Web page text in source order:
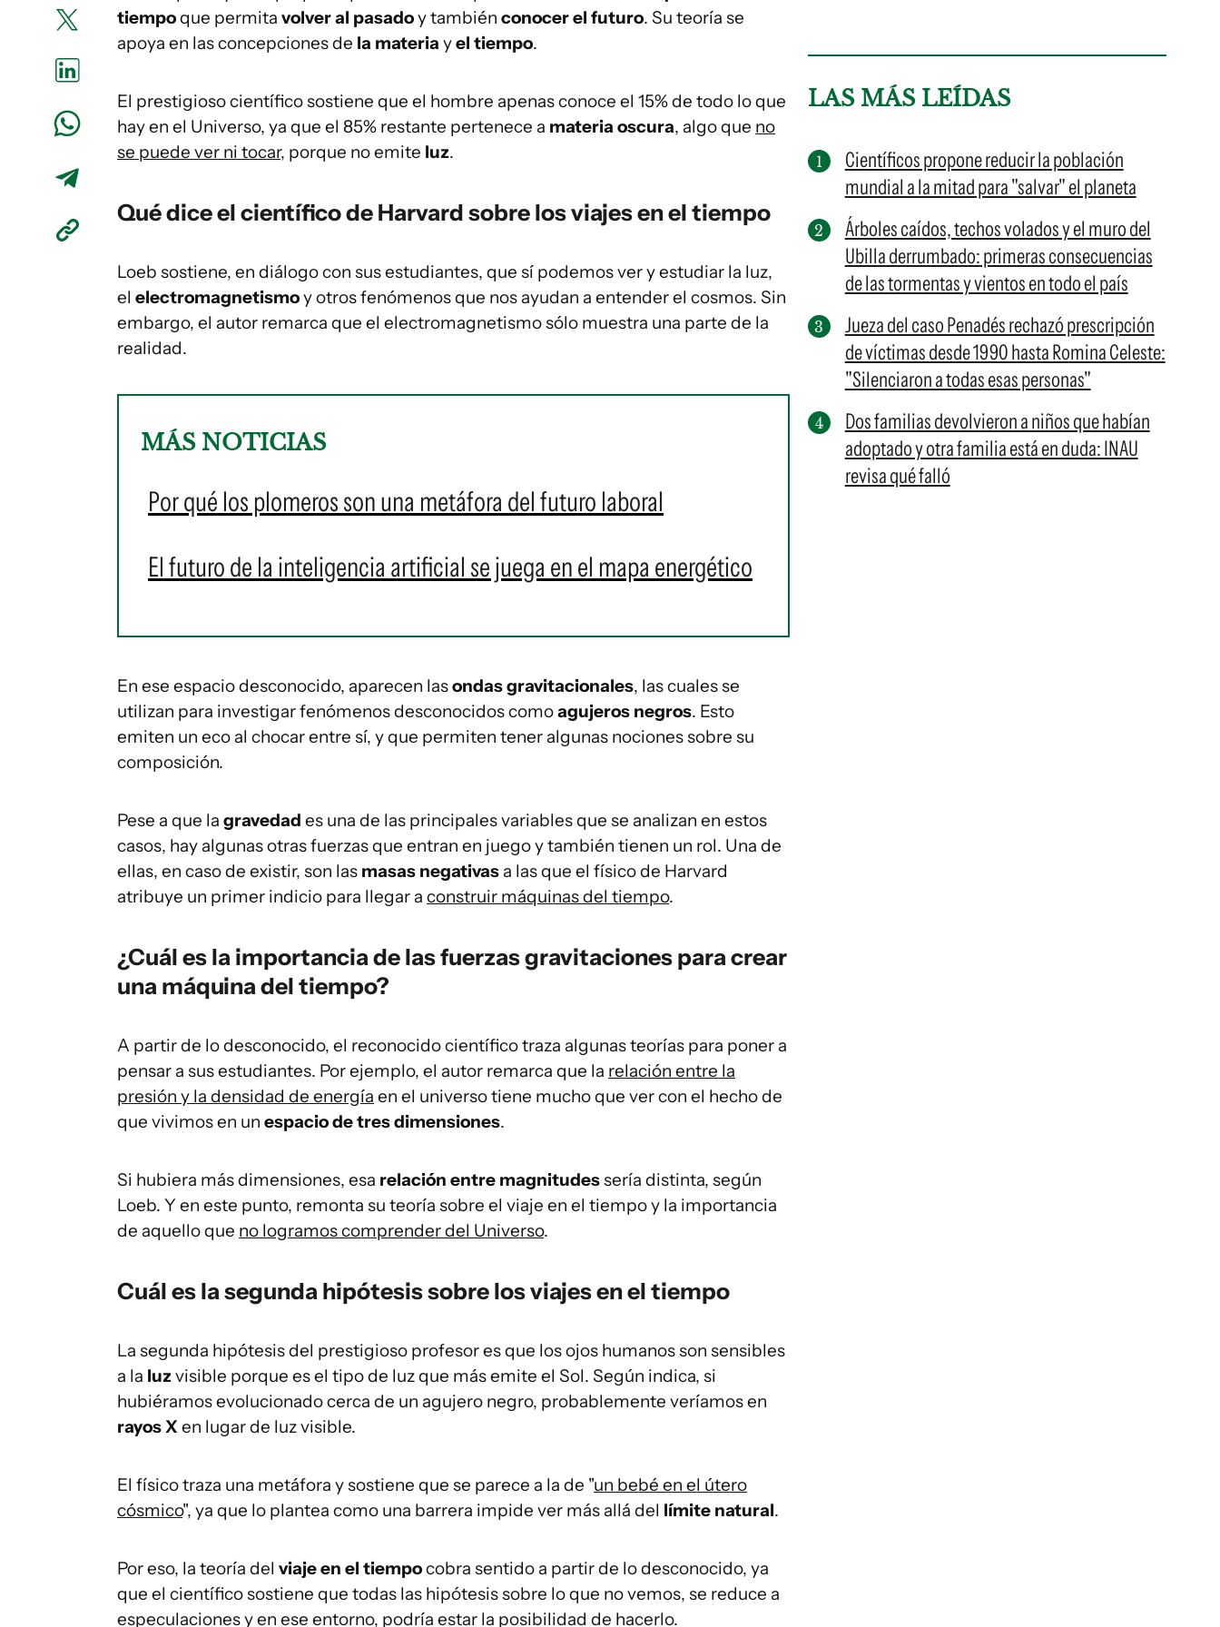
tiempoque permita volver al pasadoy también conocer el futuro. Su teoría se
apoya en las concepciones de la materia yel tiempo.
El prestigioso científico sostiene que el hombre apenas conoce el 15% de todo lo que
hay en el Universo, ya que el 85% restante pertenece a materia oscura, algo que no
se puede ver ni tocar, porque no emite luz.
Qué dice el científico de Harvard sobre los viajes en el tiempo
Loeb sostiene, en diálogo con sus estudiantes, que sí podemos ver y estudiar la luz,
el electromagnetismoy otros fenómenos que nos ayudan a entender el cosmos. Sin
embargo, el autor remarca que el electromagnetismo sólo muestra una parte de la
realidad.
MÁS NOTICIAS
Por qué los plomeros son una metáfora del futuro laboral
El futuro de la inteligencia artificial se juega en el mapa energético
En ese espacio desconocido, aparecen lasondas gravitacionales, las cuales se
utilizan para investigar fenómenos desconocidos comoagujeros negros. Esto
emiten un eco al chocar entre sí, y que permiten tener algunas nociones sobre su
composición.
Pese a que la gravedad es una de las principales variables que se analizan en estos
casos, hay algunas otras fuerzas que entran en juego y también tienen un rol. Una de
ellas, en caso de existir, son las masas negativas a las que el físico de Harvard
atribuye un primer indicio para llegar a construir máquinas del tiempo.
¿Cuál es la importancia de las fuerzas gravitaciones para crear
una máquina del tiempo?
A partir de lo desconocido, el reconocido científico traza algunas teorías para poner a
pensar a sus estudiantes. Por ejemplo, el autor remarca que la relación entre la
presión y la densidad de energía en el universo tiene mucho que ver con el hecho de
que vivimos en un espacio de tres dimensiones.
Si hubiera más dimensiones, esa relación entre magnitudessería distinta, según
Loeb. Y en este punto, remonta su teoría sobre el viaje en el tiempo y la importancia
de aquello que no logramos comprender del Universo.
Cuál es la segunda hipótesis sobre los viajes en el tiempo
La segunda hipótesis del prestigioso profesor es que los ojos humanos son sensibles
a la luzvisible porque es el tipo de luz que más emite el Sol. Según indica, si
hubiéramos evolucionado cerca de un agujero negro, probablemente veríamos en
rayos X en lugar de luz visible.
El físico traza una metáfora y sostiene que se parece a la de "un bebé en el útero
cósmico", ya que lo plantea como una barrera impide ver más allá del límite natural.
Por eso, la teoría del viaje en el tiempocobra sentido a partir de lo desconocido, ya
que el científico sostiene que todas las hipótesis sobre lo que no vemos, se reduce a
especulaciones y en ese entorno, podría estar la posibilidad de hacerlo.
LAS MÁS LEÍDAS
Científicos propone reducir la población
mundial a la mitad para "salvar" el planeta
Árboles caídos, techos volados y el muro del
Ubilla derrumbado: primeras consecuencias
de las tormentas y vientos en todo el país
Jueza del caso Penadés rechazó prescripción
de víctimas desde 1990 hasta Romina Celeste:
"Silenciaron a todas esas personas"
Dos familias devolvieron a niños que habían
adoptado y otra familia está en duda: INAU
revisa qué falló